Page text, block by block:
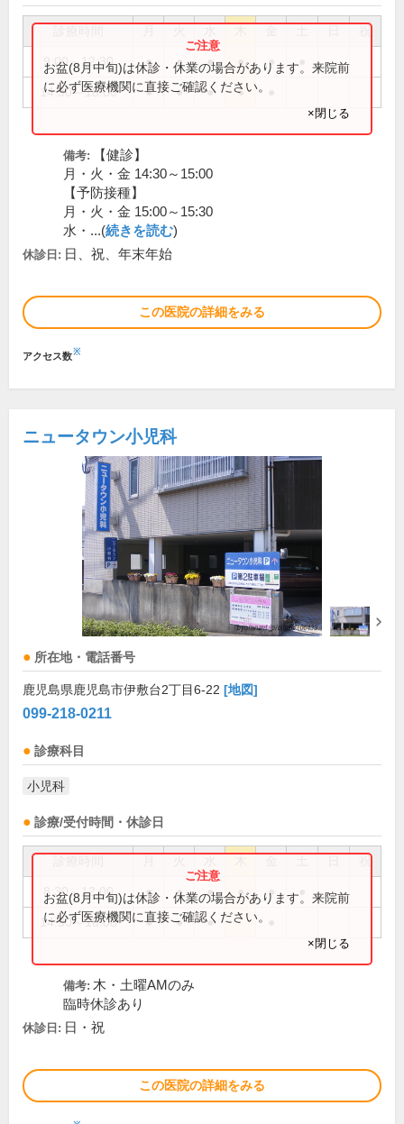
祝
9:00～12:30 ● ● ● ● ●
14:30～18:00 ● ● ● ●
お盆(8月中旬)は休診・休業の場合があります。来院前
に必ず医療機関に直接ご確認ください。
×閉じる
備考:
【健診】
月・火・金 14:30～15:00
【予防接種】
月・火・金 15:00～15:30
水・...(続きを読む)
休診日: 日、祝、年末年始
この医院の詳細をみる
アクセス数※
ニュータウン小児科
所在地・電話番号
鹿児島県鹿児島市伊敷台2丁目6-22 [地図]
099-218-0211
診療科目
小児科
診療/受付時間・休診日
祝
8:30～12:00 ● ● ● ● ●
14:30～18:00 ● ● ●
お盆(8月中旬)は休診・休業の場合があります。来院前
に必ず医療機関に直接ご確認ください。
×閉じる
備考: 木・土曜AMのみ
臨時休診あり
休診日: 日・祝
この医院の詳細をみる